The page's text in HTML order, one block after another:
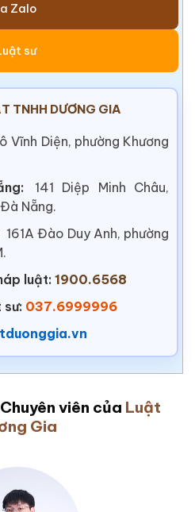
Zalo
sư
TNHH DƯƠNG GIA
Vĩnh Diện, phường Khương
141 Diệp Minh Châu,
Nẵng.
161A Đào Duy Anh, phường
luật: 1900.6568
037.6999996
viên của Luật
Gia